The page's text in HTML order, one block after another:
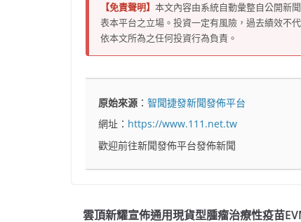
【免責聲明】 本文內容由系統自動彙整自公開新
表本平台之立場。投資一定有風險，過去績效不
依本文所為之任何投資行為負責。
原始來源 ：智聞捷發新聞發佈平台
網址： https://www.111.net.tw
歡迎前往新聞發佈平台發佈新聞
雲頂新耀宣佈通用現貨型腫瘤治療性疫苗